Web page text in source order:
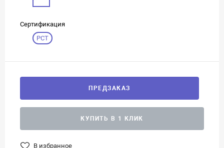
Сертификация
РСТ
ПРЕДЗАКАЗ
КУПИТЬ В 1 КЛИК
В избранное